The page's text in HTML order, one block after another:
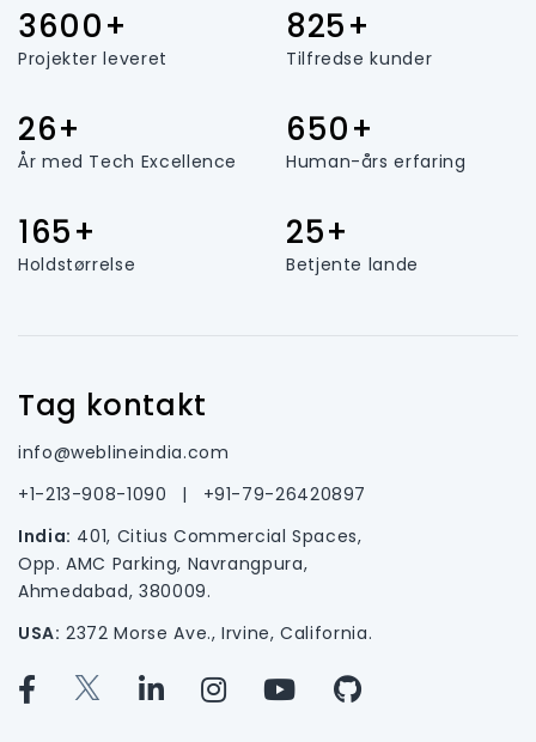
3600+
Projekter leveret
825+
Tilfredse kunder
26+
År med Tech Excellence
650+
Human-års erfaring
165+
Holdstørrelse
25+
Betjente lande
Tag kontakt
info@weblineindia.com
+1-213-908-1090
|
+91-79-26420897
India: 401, Citius Commercial Spaces,
Opp. AMC Parking, Navrangpura,
Ahmedabad, 380009.
USA: 2372 Morse Ave., Irvine, California.